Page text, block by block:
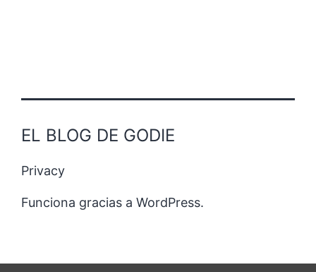
EL BLOG DE GODIE
Privacy
Funciona gracias a WordPress.